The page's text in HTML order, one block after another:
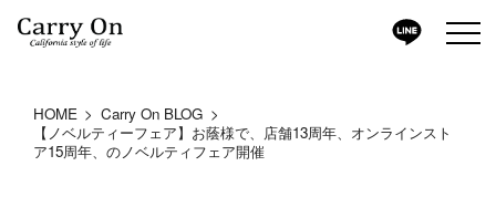
HOME
Carry On BLOG
【ノベルティーフェア】お蔭様で、店舗13周年、オンラインスト
ア15周年、のノベルティフェア開催